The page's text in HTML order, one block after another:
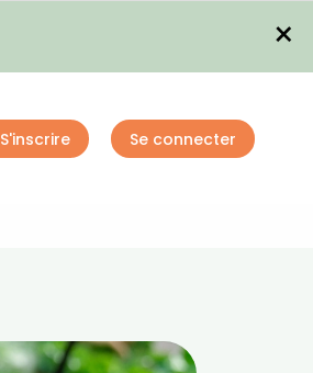
×
S'inscrire Se connecter